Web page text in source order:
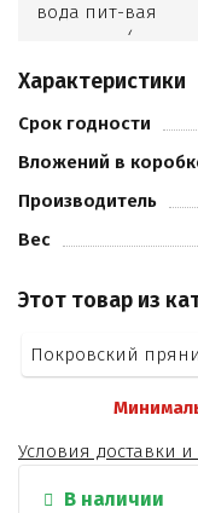
вода пит-вая
маргарин (масла
сода пищевая
какао-порошок
натуральное
пряность
соль.
Характеристики
Срок годности
Вложений в
Производитель
Вес
Этот товар из
Покровский
Условия доставки
В наличии